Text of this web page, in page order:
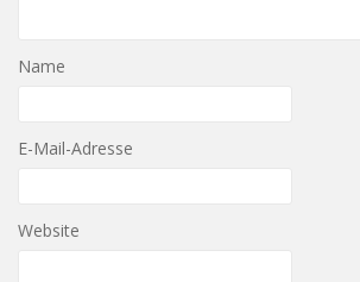
Name
E-Mail-Adresse
Website